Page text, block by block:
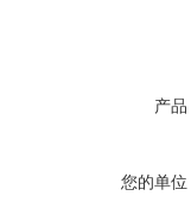
产品
您的单位